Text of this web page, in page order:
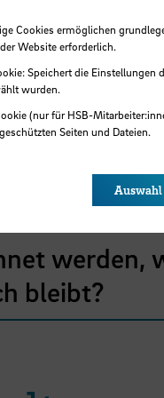
ein
sich die
werden,
bleibt?
Cookies ermöglichen
Website erforderlich.
Speichert die Einstellungen
wurden.
(nur für HSB-
Seiten und Dateien.